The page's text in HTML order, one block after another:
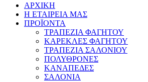
ΑΡΧΙΚΗ
Η ΕΤΑΙΡΕΙΑ ΜΑΣ
ΠΡΟΪΟΝΤΑ
ΤΡΑΠΕΖΙΑ ΦΑΓΗΤΟΥ
ΚΑΡΕΚΛΕΣ ΦΑΓΗΤΟΥ
ΤΡΑΠΕΖΙΑ ΣΑΛΟΝΙΟΥ
ΠΟΛΥΘΡΟΝΕΣ
ΚΑΝΑΠΕΔΕΣ
ΣΑΛΟΝΙΑ